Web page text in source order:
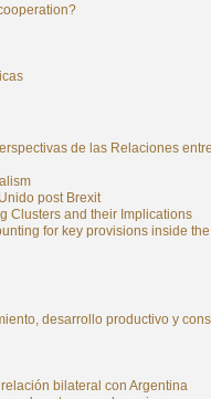
de las Relaciones
post Brexit
Clusters and their Implications
for key provisions inside
desarrollo productivo y
bilateral con Argentina